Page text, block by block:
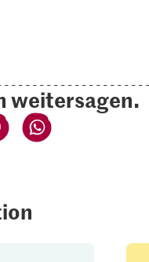
weitersagen.